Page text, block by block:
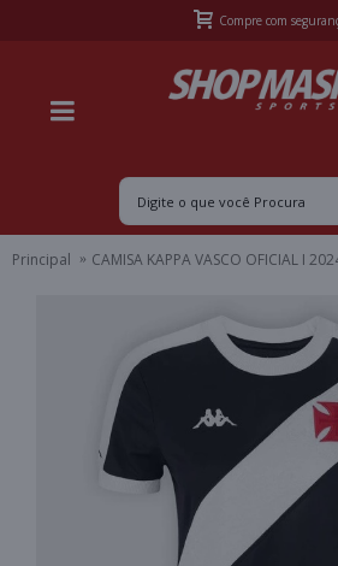
Compre com
Principal CAMISA KAPPA VASCO OFICIAL I